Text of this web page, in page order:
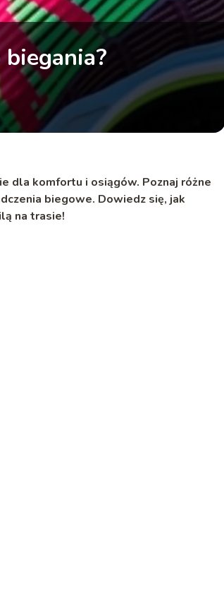
dla komfortu i osiągów. Poznaj różne
biegowe. Dowiedz się, jak
na trasie!